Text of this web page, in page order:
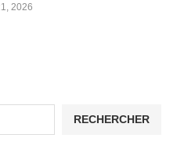
2026
RECHERCHER